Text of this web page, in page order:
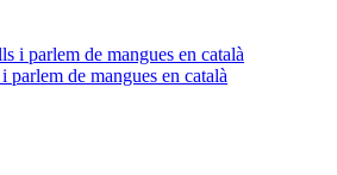
de mangues en català